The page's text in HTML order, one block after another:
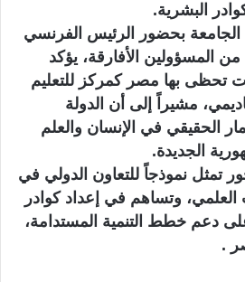
البشرية.
الجامعة بحضور الرئيس الفرنسي
المسؤولين الأفارقة، يؤكد
تحظى بها مصر كمركز للتعليم
مشيراً إلى أن الدولة
الحقيقي في الإنسان والعلم
الجديدة.
تمثل نموذجاً للتعاون الدولي في
العلمي، وتساهم في إعداد كوادر
دعم خطط التنمية المستدامة،
.